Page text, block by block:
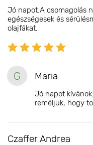
Jó napot.A csomagolás
egészségesek és
olajfákat.
G Maria
Jó napot
reméljük, hogy
Czaffer Andrea